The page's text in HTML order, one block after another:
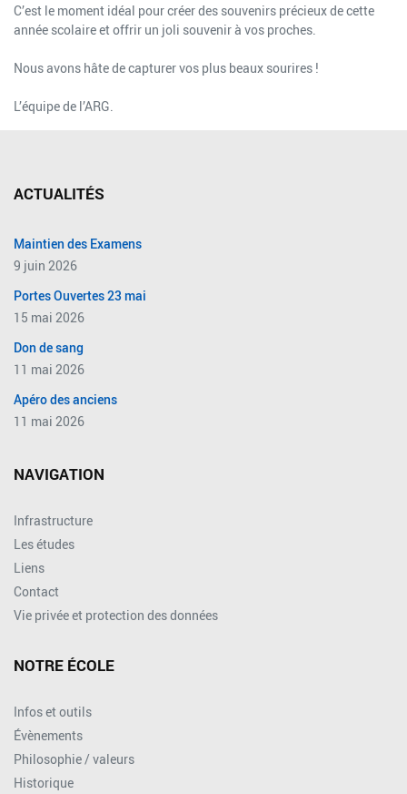
C’est le moment idéal pour créer des souvenirs précieux de cette
année scolaire et offrir un joli souvenir à vos proches.
Nous avons hâte de capturer vos plus beaux sourires !
L’équipe de l’ARG.
ACTUALITÉS
Maintien des Examens
9 juin 2026
Portes Ouvertes 23 mai
15 mai 2026
Don de sang
11 mai 2026
Apéro des anciens
11 mai 2026
NAVIGATION
Infrastructure
Les études
Liens
Contact
Vie privée et protection des données
NOTRE ÉCOLE
Infos et outils
Évènements
Philosophie / valeurs
Historique